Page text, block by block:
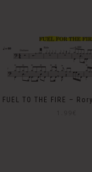
FUEL TO THE FIRE –